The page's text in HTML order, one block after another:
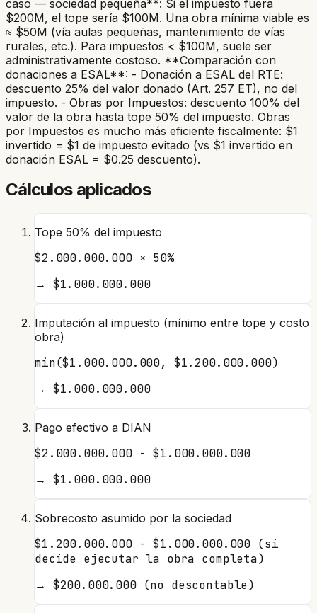
caso — sociedad pequeña**: Si el impuesto fuera
$200M, el tope sería $100M. Una obra mínima viable es
≈ $50M (vía aulas pequeñas, mantenimiento de vías
rurales, etc.). Para impuestos < $100M, suele ser
administrativamente costoso. **Comparación con
donaciones a ESAL**: - Donación a ESAL del RTE:
descuento 25% del valor donado (Art. 257 ET), no del
impuesto. - Obras por Impuestos: descuento 100% del
valor de la obra hasta tope 50% del impuesto. Obras
por Impuestos es mucho más eficiente fiscalmente: $1
invertido = $1 de impuesto evitado (vs $1 invertido en
donación ESAL = $0.25 descuento).
Cálculos aplicados
Tope 50% del impuesto
$2.000.000.000 × 50%
→ $1.000.000.000
Imputación al impuesto (mínimo entre tope y costo
obra)
min($1.000.000.000, $1.200.000.000)
→ $1.000.000.000
Pago efectivo a DIAN
$2.000.000.000 - $1.000.000.000
→ $1.000.000.000
Sobrecosto asumido por la sociedad
$1.200.000.000 - $1.000.000.000 (si
decide ejecutar la obra completa)
→ $200.000.000 (no descontable)